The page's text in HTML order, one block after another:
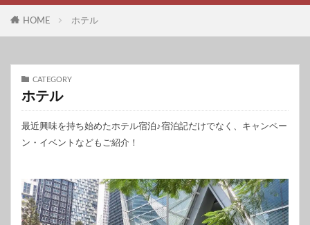
HOME ホテル
CATEGORY
ホテル
最近興味を持ち始めたホテル宿泊♪宿泊記だけでなく、キャンペー
ン・イベントなどもご紹介！